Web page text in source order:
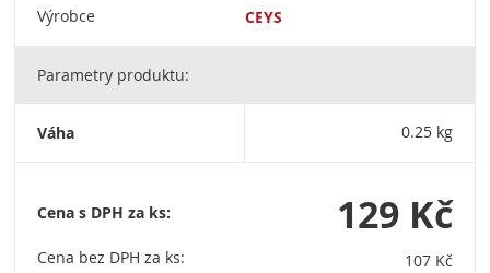
Výrobce CEYS
Parametry produktu:
Váha 0.25 kg
Cena s DPH za ks:
Cena bez DPH za ks:
129 Kč
107 Kč